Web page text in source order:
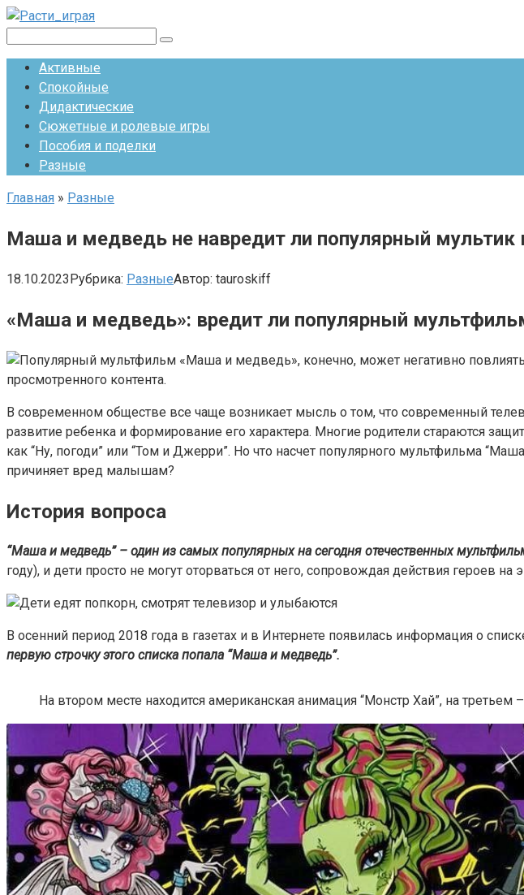
Перейти
Активные
Спокойные
Дидактические
Сюжетные и ролевые игры
Пособия и поделки
Разные
Главная » Разные
Маша и медведь не навредит ли популярный мультик
18.10.2023Рубрика: РазныеАвтор: tauroskiff
«Маша и медведь»: вредит ли популярный
В современном обществе все чаще возникает мысль о том, что современный
развитие ребенка и формирование его характера. Многие родители стараются
как “Ну, погоди” или “Том и Джерри”. Но что насчет популярного мультфильма
причиняет вред малышам?
История вопроса
“Маша и медведь” – один из самых популярных на сегодня отечественных
году), и дети просто не могут оторваться от него, сопровождая действия героев
В осенний период 2018 года в газетах и в Интернете появилась информация о
первую строчку этого списка попала “Маша и медведь”.
На втором месте находится американская анимация “Монстр Хай”, на